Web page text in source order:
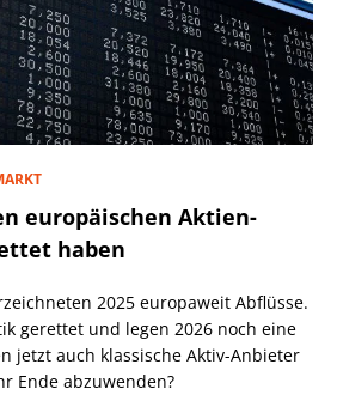
europäischen Aktien-
haben
2025 europaweit Abflüsse.
gerettet und legen 2026 noch eine
jetzt auch klassische Aktiv-Anbieter
Ende abzuwenden?